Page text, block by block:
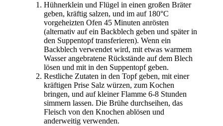
Hühnerklein und Flügel in einen großen Bräter
geben, kräftig salzen, und im auf 180°C
vorgeheizten Ofen 45 Minuten anrösten
(alternativ auf ein Backblech geben und später in
den Suppentopf transferieren). Wenn ein
Backblech verwendet wird, mit etwas warmem
Wasser angebratene Rückstände auf dem Blech
lösen und mit in den Suppentopf geben.
Restliche Zutaten in den Topf geben, mit einer
kräftigen Prise Salz würzen, zum Kochen
bringen, und auf kleiner Flamme 6-8 Stunden
simmern lassen. Die Brühe durchseihen, das
Fleisch von den Knochen ablösen und
anderweitig verwenden.